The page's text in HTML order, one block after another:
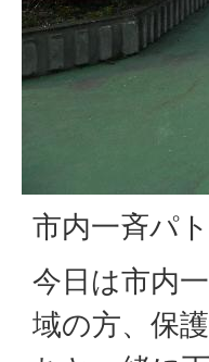
市内一斉パ
今日は市内
域の方、保